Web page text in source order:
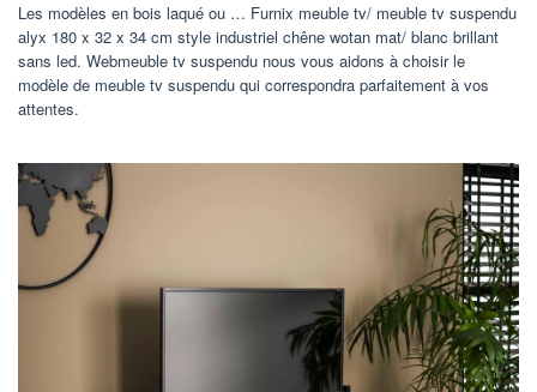
Les modèles en bois laqué ou … Furnix meuble tv/ meuble tv suspendu
alyx 180 x 32 x 34 cm style industriel chêne wotan mat/ blanc brillant
sans led. Webmeuble tv suspendu nous vous aidons à choisir le
modèle de meuble tv suspendu qui correspondra parfaitement à vos
attentes.